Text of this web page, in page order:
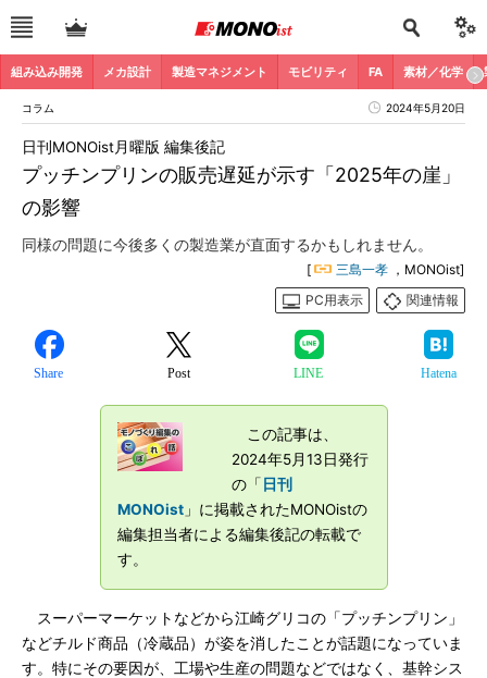
組み込み開発 メカ設計 製造マネジメント モビリティ FA 素材／化学
コラム 2024年5月20日
プッチンプリンの販売遅延が示す「2025年の崖」
の影響
日刊MONOist月曜版 編集後記
同様の問題に今後多くの製造業が直面するかもしれません。
[ 三島一孝 ，MONOist]
PC用表示
関連情報
Share Post LINE Hatena
この記事は、
2024年5月13日発行
の「 日刊
MONOist」に掲載されたMONOistの
編集担当者による編集後記の転載で
す。
スーパーマーケットなどから江崎グリコの「プッチンプリン」
などチルド商品（冷蔵品）が姿を消したことが話題になっていま
す。特にその要因が、工場や生産の問題などではなく、基幹シス